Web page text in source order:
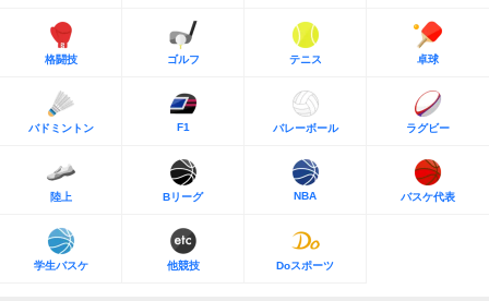
格闘技 ゴルフ テニス 卓球
バドミントン F1 バレーボール ラグビー
陸上 Bリーグ NBA バスケ代表
学生バスケ 他競技 Doスポーツ